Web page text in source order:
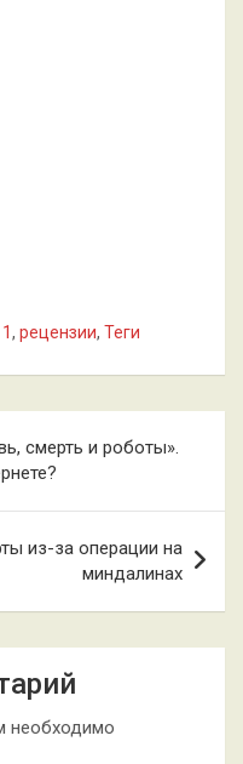
, рецензии, Теги
смерть и роботы».
из-за операции на
миндалинах
необходимо